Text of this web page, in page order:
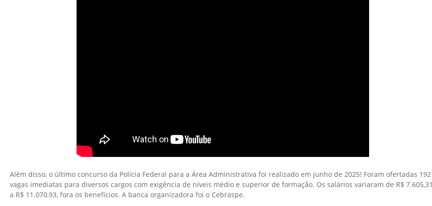
Além disso, o último concurso da Polícia Federal para a Área Administrativa foi realizado em junho de 2025! Foram ofertadas 192
vagas imediatas para diversos cargos com exigência de níveis médio e superior de formação. Os salários variaram de R$ 7.605,31
a R$ 11.070,93, fora os benefícios. A banca organizadora foi o Cebraspe.